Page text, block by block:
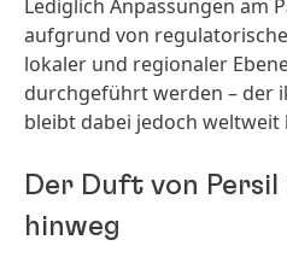
Lediglich Anpassungen am
aufgrund von
lokaler und regionaler
durchgeführt werden – der
bleibt dabei jedoch weltweit
Der Duft von
hinweg